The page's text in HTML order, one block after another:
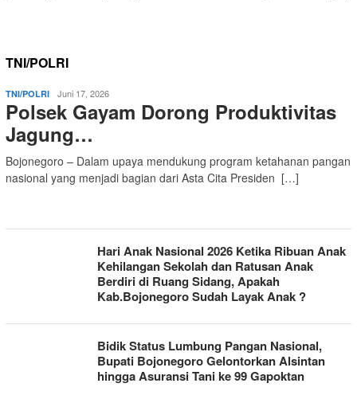
TNI/POLRI
TNI/POLRI Juni 17, 2026
Polsek Gayam Dorong Produktivitas
Jagung…
Bojonegoro – Dalam upaya mendukung program ketahanan pangan
nasional yang menjadi bagian dari Asta Cita Presiden […]
Hari Anak Nasional 2026 Ketika Ribuan Anak
Kehilangan Sekolah dan Ratusan Anak
Berdiri di Ruang Sidang, Apakah
Kab.Bojonegoro Sudah Layak Anak ?
Bidik Status Lumbung Pangan Nasional,
Bupati Bojonegoro Gelontorkan Alsintan
hingga Asuransi Tani ke 99 Gapoktan